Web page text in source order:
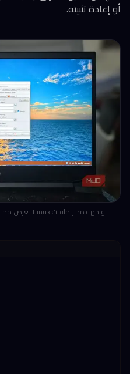
أو إعادة تثبيته.
واجهة مدير ملفات Linux تعرض محتويات قسم Windows لاسترجاع البيانات